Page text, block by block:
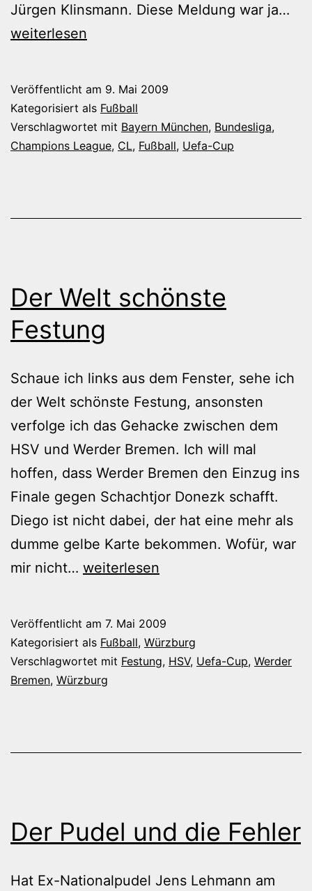
Jürgen Klinsmann. Diese Meldung war ja…
weiterlesen
Veröffentlicht am 9. Mai 2009
Kategorisiert als Fußball
Verschlagwortet mit Bayern München, Bundesliga,
Champions League, CL, Fußball, Uefa-Cup
Der Welt schönste
Festung
Schaue ich links aus dem Fenster, sehe ich
der Welt schönste Festung, ansonsten
verfolge ich das Gehacke zwischen dem
HSV und Werder Bremen. Ich will mal
hoffen, dass Werder Bremen den Einzug ins
Finale gegen Schachtjor Donezk schafft.
Diego ist nicht dabei, der hat eine mehr als
dumme gelbe Karte bekommen. Wofür, war
mir nicht… Der
Festung
weiterlesen
Veröffentlicht am 7. Mai 2009
Kategorisiert als Fußball, Würzburg
Verschlagwortet mit Festung, HSV, Uefa-Cup, Werder
Bremen, Würzburg
Der Pudel und die Fehler
Hat Ex-Nationalpudel Jens Lehmann am